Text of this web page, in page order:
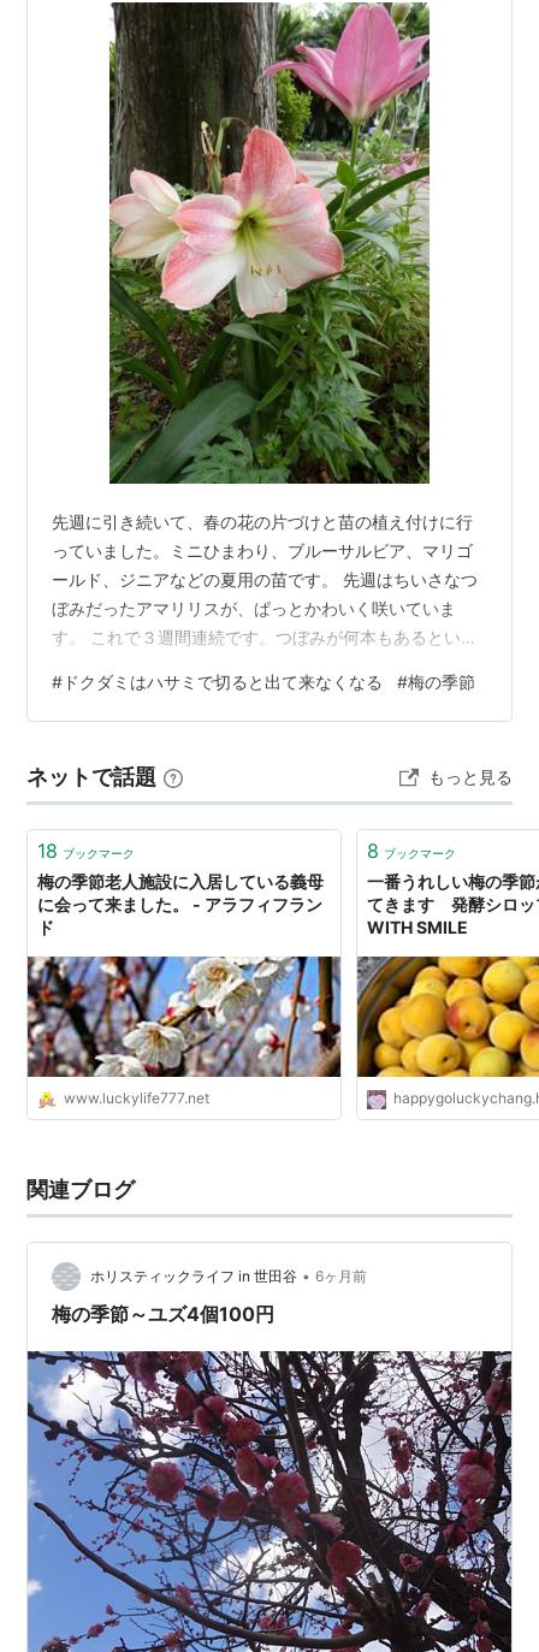
先週に引き続いて、春の花の片づけと苗の植え付けに行
っていました。ミニひまわり、ブルーサルビア、マリゴ
ールド、ジニアなどの夏用の苗です。 先週はちいさなつ
ぼみだったアマリリスが、ぱっとかわいく咲いていま
す。 これで３週間連続です。つぼみが何本もあるという
のフェンスにからませていたスイートピーに、タネがつ
いてます。 長いさやにズラリとタネが せっかくなので、
ら・・オグルマの花が不思議なことになっていました。
咲いた花から小さな花がいっぱい ウズアジサイは夏の日
照りで枯れこんで、ちいさな株になってしまい…
# ドクダミはハサミで切ると出て来なくなる #梅の季節
ネットで話題 もっと見る
18 ブックマーク
梅の季節老人施設に入居している義母
に会って来ました。 - アラフィフラン
ド
www.luckylife777.net
8 ブックマーク
一番うれしい梅の季
てきます 発酵シロ
WITH SMILE
関連ブログ
ホリスティックライフ in 世田谷 • 6ヶ月前
梅の季節～ユズ4個100円